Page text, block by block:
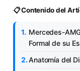
📋 Contenido del
Mercedes-
Formal de su
Anatomía del